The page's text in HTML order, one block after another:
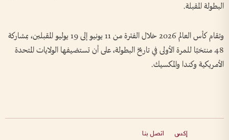
البطولة المقبلة.
وتقام كأس العالم 2026 خلال الفترة من 11 يونيو إلى 19 يوليو المقبلين، بمشاركة
48 منتخبًا للمرة الأولى في تاريخ البطولة، على أن تستضيفها الولايات المتحدة
الأمريكية وكندا والمكسيك.
إكس اتصل بنا